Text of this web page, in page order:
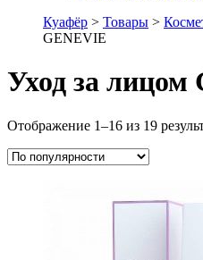
Куафёр > Товары >
GENEVIE
Уход за лицом
Отображение 1–16 из 19